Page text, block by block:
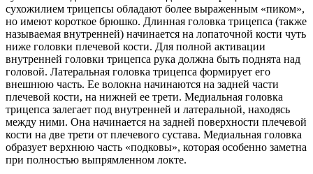
сухожилием трицепсы обладают более выраженным «пиком»,
но имеют короткое брюшко. Длинная головка трицепса (также
называемая внутренней) начинается на лопаточной кости чуть
ниже головки плечевой кости. Для полной активации
внутренней головки трицепса рука должна быть поднята над
головой. Латеральная головка трицепса формирует его
внешнюю часть. Ее волокна начинаются на задней части
плечевой кости, на нижней ее трети. Медиальная головка
трицепса залегает под внутренней и латеральной, находясь
между ними. Она начинается на задней поверхности плечевой
кости на две трети от плечевого сустава. Медиальная головка
образует верхнюю часть «подковы», которая особенно заметна
при полностью выпрямленном локте.